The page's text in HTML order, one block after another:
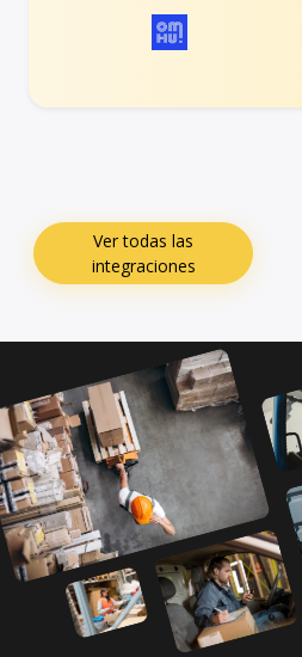
Ver todas las
integraciones